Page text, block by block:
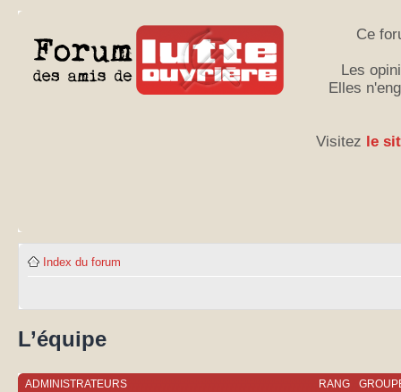
Ce
Les
Elles
Visitez le
Index du forum
L’équipe
RANG
ADMINISTRATEURS